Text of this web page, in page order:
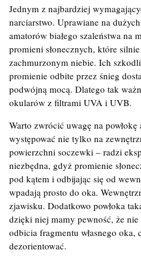
Jednym z najbardziej
narciarstwo. Uprawiane na
amatorów białego szaleństwa na
promieni słonecznych, które
zachmurzonym niebie. Ich
promienie odbite przez śnieg
podwójną mocą. Dlatego tak
okularów z filtrami UVA i UVB.
Warto zwrócić uwagę na
występować nie tylko na
powierzchni soczewki – radzi
niezbędna, gdyż promienie
pod kątem i odbijając się od
wpadają prosto do oka.
zjawisku. Dodatkowo powłoka
dzięki niej mamy pewność, że
odbicia fragmentu własnego oka,
dezorientować.